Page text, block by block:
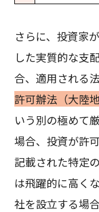
さらに、投資家
した実質的な支
合、適用される
許可辦法（大陸
いう別の極めて
場合、投資が許
記載された特定
は飛躍的に高く
社を設立する場